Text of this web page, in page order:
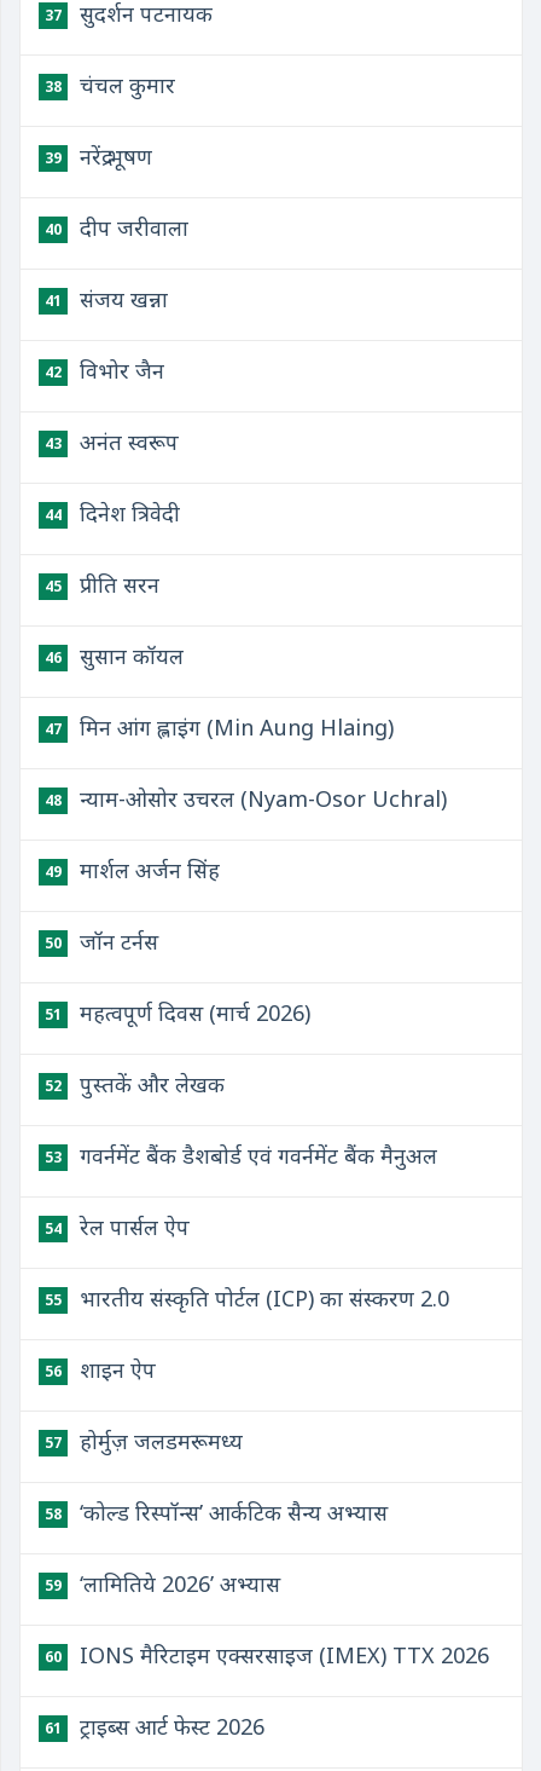
37 सुदर्शन पटनायक
38 चंचल कुमार
39 नरेंद्र भूषण
40 दीप जरीवाला
41 संजय खन्ना
42 विभोर जैन
43 अनंत स्वरूप
44 दिनेश त्रिवेदी
45 प्रीति सरन
46 सुसान कॉयल
47 मिन आंग ह्लाइंग (Min Aung Hlaing)
48 न्याम-ओसोर उचरल (Nyam-Osor Uchral)
49 मार्शल अर्जन सिंह
50 जॉन टर्नस
51 महत्वपूर्ण दिवस (मार्च 2026)
52 पुस्तकें और लेखक
53 गवर्नमेंट बैंक डैशबोर्ड एवं गवर्नमेंट बैंक मैनुअल
54 रेल पार्सल ऐप
55 भारतीय संस्कृति पोर्टल (ICP) का संस्करण 2.0
56 शाइन ऐप
57 होर्मुज़ जलडमरूमध्य
58 ‘कोल्ड रिस्पॉन्स’ आर्कटिक सैन्य अभ्यास
59 ‘लामितिये 2026’ अभ्यास
60 IONS मैरिटाइम एक्सरसाइज (IMEX) TTX 2026
61 ट्राइब्स आर्ट फेस्ट 2026